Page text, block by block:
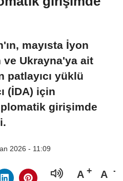
mayısta İyon
Ukrayna'ya ait
yüklü
(İDA) için
girişimde
2026 - 11:09
A A